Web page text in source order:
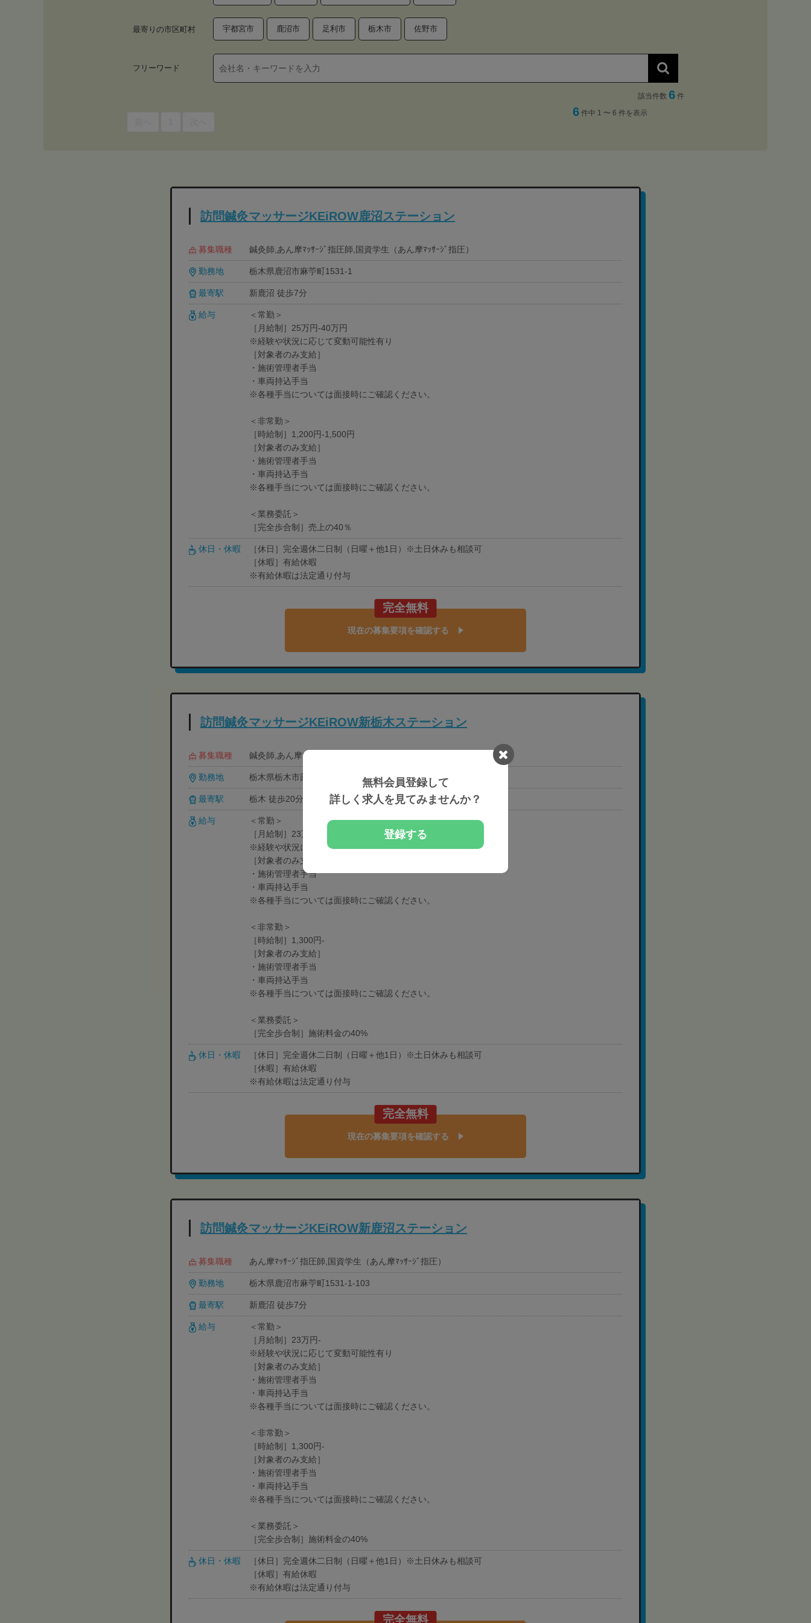
最寄りの市区町村 宇都宮市 鹿沼市 足利市 栃木市 佐野市
フリーワード
該当件数 6 件
6 件中 1 〜 6 件を表示
訪問鍼灸マッサージKEiROW鹿沼ステーション
募集職種 鍼灸師,あん摩ﾏｯｻｰｼﾞ指圧師,国資学生（あん摩ﾏｯｻｰｼﾞ指圧）
勤務地 栃木県鹿沼市麻苧町1531-1
最寄駅 新鹿沼 徒歩7分
給与
＜常勤＞
［月給制］25万円-40万円
※経験や状況に応じて変動可能性有り
［対象者のみ支給］
・施術管理者手当
・車両持込手当
※各種手当については面接時にご確認ください。
＜非常勤＞
［時給制］1,200円-1,500円
［対象者のみ支給］
・施術管理者手当
・車両持込手当
※各種手当については面接時にご確認ください。
＜業務委託＞
［完全歩合制］売上の40％
休日・休暇
［休日］完全週休二日制（日曜＋他1日）※土日休みも相談可
［休暇］有給休暇
※有給休暇は法定通り付与
完全無料
現在の募集要項を確認する
訪問鍼灸マッサージKEiROW新栃木ステーション
募集職種 鍼灸師,あん摩ﾏｯｻｰｼﾞ指圧師,国資学生（あん摩ﾏｯｻｰｼﾞ指圧）
勤務地 栃木県栃木市薗部町3-1-4
最寄駅 栃木 徒歩20分
給与
＜常勤＞
［月給制］23万円-
※経験や状況に応じて変動可能性有り
［対象者のみ支給］
・施術管理者手当
・車両持込手当
※各種手当については面接時にご確認ください。
＜非常勤＞
［時給制］1,300円-
［対象者のみ支給］
・施術管理者手当
・車両持込手当
※各種手当については面接時にご確認ください。
＜業務委託＞
［完全歩合制］施術料金の40%
休日・休暇
［休日］完全週休二日制（日曜＋他1日）※土日休みも相談可
［休暇］有給休暇
※有給休暇は法定通り付与
完全無料
現在の募集要項を確認する
訪問鍼灸マッサージKEiROW新鹿沼ステーション
募集職種 あん摩ﾏｯｻｰｼﾞ指圧師,国資学生（あん摩ﾏｯｻｰｼﾞ指圧）
勤務地 栃木県鹿沼市麻苧町1531-1-103
最寄駅 新鹿沼 徒歩7分
給与
＜常勤＞
［月給制］23万円-
※経験や状況に応じて変動可能性有り
［対象者のみ支給］
・施術管理者手当
・車両持込手当
※各種手当については面接時にご確認ください。
＜非常勤＞
［時給制］1,300円-
［対象者のみ支給］
・施術管理者手当
・車両持込手当
※各種手当については面接時にご確認ください。
＜業務委託＞
［完全歩合制］施術料金の40%
休日・休暇
［休日］完全週休二日制（日曜＋他1日）※土日休みも相談可
［休暇］有給休暇
※有給休暇は法定通り付与
完全無料
無料会員登録して
詳しく求人を見てみませんか？
登録する